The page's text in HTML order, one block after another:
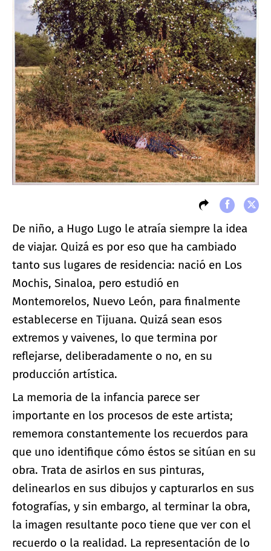
De niño, a Hugo Lugo le atraía siempre la idea
de viajar. Quizá es por eso que ha cambiado
tanto sus lugares de residencia: nació en Los
Mochis, Sinaloa, pero estudió en
Montemorelos, Nuevo León, para finalmente
establecerse en Tijuana. Quizá sean esos
extremos y vaivenes, lo que termina por
reflejarse, deliberadamente o no, en su
producción artística.
La memoria de la infancia parece ser
importante en los procesos de este artista;
rememora constantemente los recuerdos para
que uno identifique cómo éstos se sitúan en su
obra. Trata de asirlos en sus pinturas,
delinearlos en sus dibujos y capturarlos en sus
fotografías, y sin embargo, al terminar la obra,
la imagen resultante poco tiene que ver con el
recuerdo o la realidad. La representación de lo